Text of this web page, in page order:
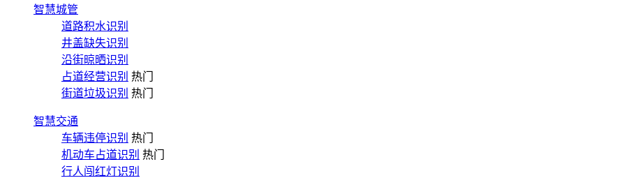
智慧城管
道路积水识别
井盖缺失识别
沿街晾晒识别
占道经营识别 热门
街道垃圾识别 热门
智慧交通
车辆违停识别 热门
机动车占道识别 热门
行人闯红灯识别